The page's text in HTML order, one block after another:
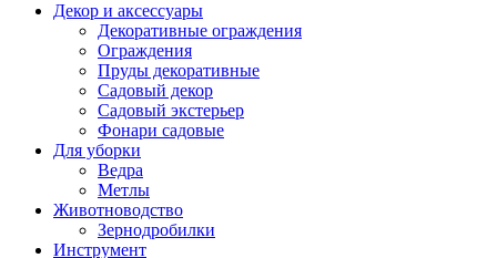
Декор и аксессуары
Декоративные ограждения
Ограждения
Пруды декоративные
Садовый декор
Садовый экстерьер
Фонари садовые
Для уборки
Ведра
Метлы
Животноводство
Зернодробилки
Инструмент